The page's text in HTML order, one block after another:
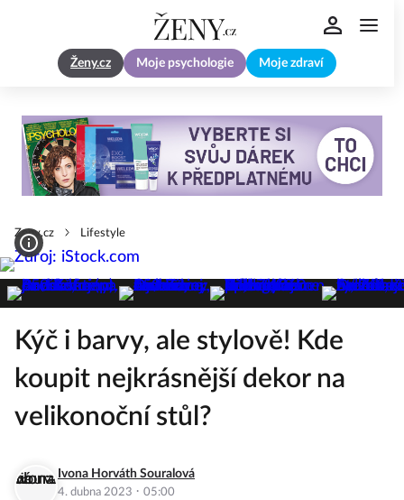
Ženy.cz Moje psychologie Moje zdraví
Zeny.cz Lifestyle
Kýč i barvy, ale stylově! Kde
koupit nejkrásnější dekor na
velikonoční stůl?
Ivona Horváth Souralová
4. dubna 2023 · 05:00